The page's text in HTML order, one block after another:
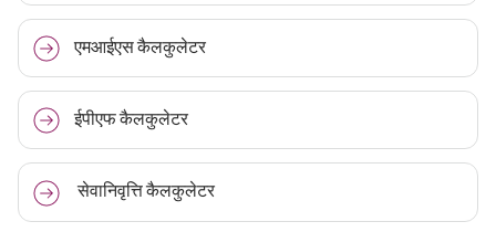
एमआईएस कैलकुलेटर
ईपीएफ कैलकुलेटर
सेवानिवृत्ति कैलकुलेटर